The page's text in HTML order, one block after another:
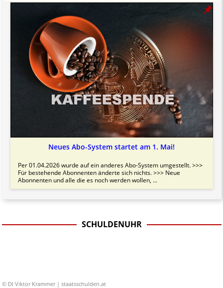
Neues Abo-System startet am 1. Mai!
Per 01.04.2026 wurde auf ein anderes Abo-System umgestellt. >>>
Für bestehende Abonnenten änderte sich nichts. >>> Neue
Abonnenten und alle die es noch werden wollen, ...
SCHULDENUHR
© DI Viktor Krammer | staatsschulden.at